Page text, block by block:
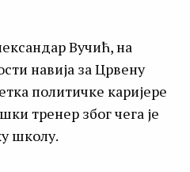
Вучић, на
навија за Црвену
политичке каријере
тренер због чега је
школу.